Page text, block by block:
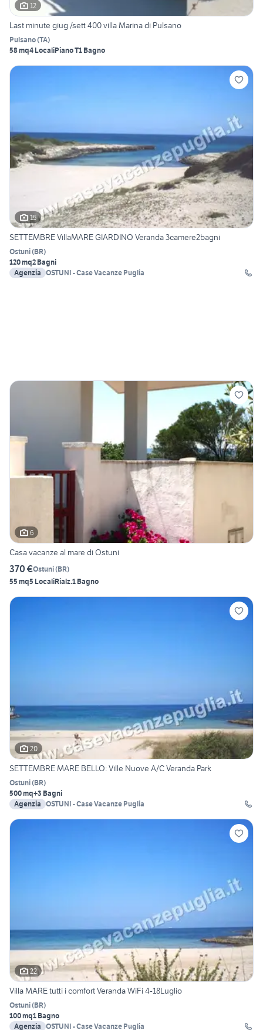
12
Last minute giug /sett 400 villa Marina di Pulsano
Pulsano(TA)
58 mq4 LocaliPiano T1 Bagno
15
SETTEMBRE VillaMARE GIARDINO Veranda 3camere2bagni
Ostuni(BR)
120 mq2 Bagni
Agenzia OSTUNI - Case Vacanze Puglia
6
Casa vacanze al mare di Ostuni
370 €Ostuni(BR)
55 mq5 LocaliRialz.1 Bagno
20
SETTEMBRE MARE BELLO: Ville Nuove A/C Veranda Park
Ostuni(BR)
500 mq+3 Bagni
Agenzia OSTUNI - Case Vacanze Puglia
22
Villa MARE tutti i comfort Veranda WiFi 4-18Luglio
Ostuni(BR)
100 mq1 Bagno
Agenzia OSTUNI - Case Vacanze Puglia